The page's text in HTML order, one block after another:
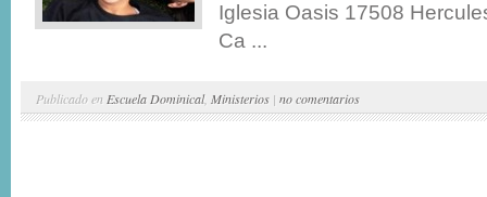
Iglesia Oasis 17508
Ca ...
Publicado en Escuela Dominical, Ministerios | no comentarios